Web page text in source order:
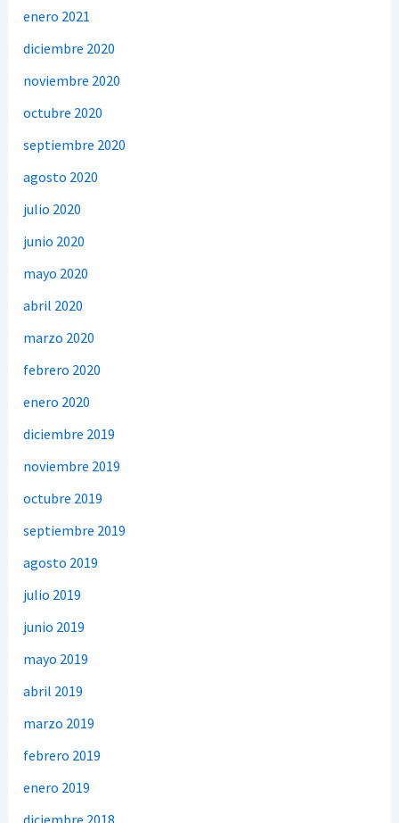
enero 2021
diciembre 2020
noviembre 2020
octubre 2020
septiembre 2020
agosto 2020
julio 2020
junio 2020
mayo 2020
abril 2020
marzo 2020
febrero 2020
enero 2020
diciembre 2019
noviembre 2019
octubre 2019
septiembre 2019
agosto 2019
julio 2019
junio 2019
mayo 2019
abril 2019
marzo 2019
febrero 2019
enero 2019
diciembre 2018